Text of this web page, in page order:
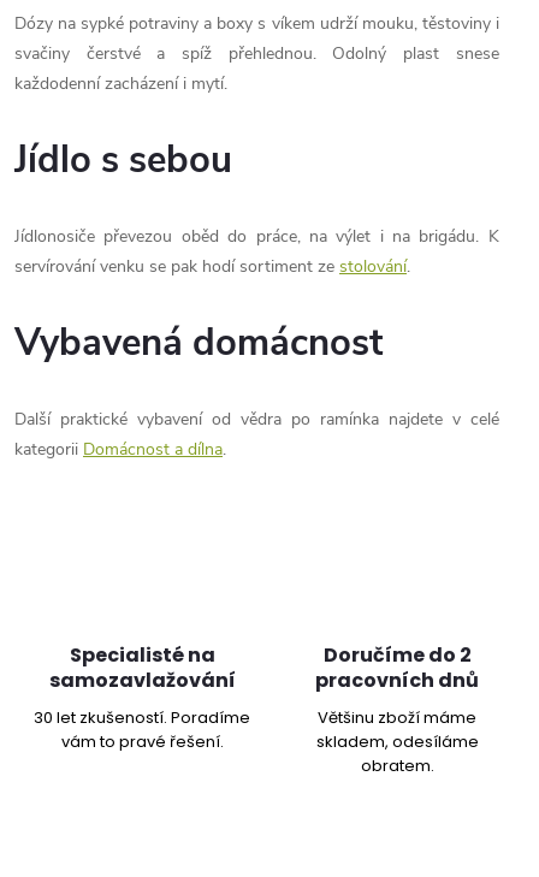
c
í
p
r
v
k
y
ý
v
á
n
Dózy na sypké potraviny a boxy s víkem udrží mouku, těstoviny i
svačiny čerstvé a spíž přehlednou. Odolný plast snese
každodenní zacházení i mytí.
Jídlo s sebou
Jídlonosiče převezou oběd do práce, na výlet i na brigádu. K
servírování venku se pak hodí sortiment ze stolování.
Vybavená domácnost
Další praktické vybavení od vědra po ramínka najdete v celé
kategorii Domácnost a dílna.
Specialisté na
samozavlažování
30 let zkušeností. Poradíme
vám to pravé řešení.
Doručíme do 2
pracovních dnů
Většinu zboží máme
skladem, odesíláme
obratem.